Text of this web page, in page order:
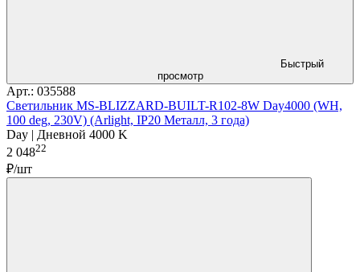
Быстрый
просмотр
Арт.: 035588
Светильник MS-BLIZZARD-BUILT-R102-8W Day4000 (WH,
100 deg, 230V) (Arlight, IP20 Металл, 3 года)
Day | Дневной 4000 K
2 04822
₽/шт